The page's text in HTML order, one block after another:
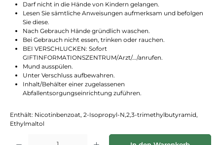
Darf nicht in die Hände von Kindern gelangen.
Lesen Sie sämtliche Anwei­sungen aufmerksam und befolgen
Sie diese.
Nach Gebrauch Hände gründlich waschen.
Bei Gebrauch nicht essen, trinken oder rauchen.
BEI VERSCHLUCKEN: Sofort
GIFTINFORMATIONSZENTRUM/Arzt/…/anrufen.
Mund ausspülen.
Unter Verschluss aufbewahren.
Inhalt/Behälter einer zugelassenen
Abfallentsorgungseinrichtung zuführen.
Enthält: Nicotinbenzoat, 2-Isopropyl-N,2,3-trimethylbutyramid,
Ethylmaltol
Produkt Anzahl: Gib den gewünschten Wert ein oder benutze die